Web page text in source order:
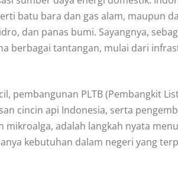
batu bara dan gas alam, maupun
dan panas bumi. Sayangnya,
berbagai tantangan, mulai dari
pembangunan PLTB (Pembangkit
cincin api Indonesia, serta
adalah langkah nyata
kebutuhan dalam negeri yang